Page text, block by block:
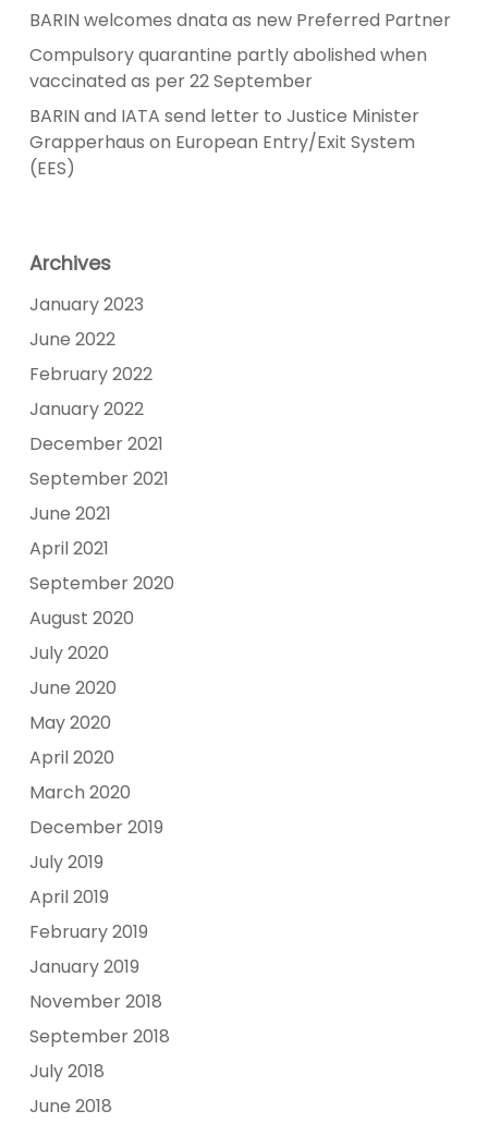
BARIN welcomes dnata as new Preferred Partner
Compulsory quarantine partly abolished when
vaccinated as per 22 September
BARIN and IATA send letter to Justice Minister
Grapperhaus on European Entry/Exit System
(EES)
Archives
January 2023
June 2022
February 2022
January 2022
December 2021
September 2021
June 2021
April 2021
September 2020
August 2020
July 2020
June 2020
May 2020
April 2020
March 2020
December 2019
July 2019
April 2019
February 2019
January 2019
November 2018
September 2018
July 2018
June 2018